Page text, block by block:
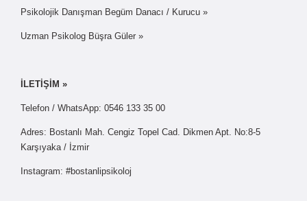
Psikolojik Danışman Begüm Danacı / Kurucu »
Uzman Psikolog Büşra Güler »
İLETİŞİM »
Telefon / WhatsApp: 0546 133 35 00
Adres: Bostanlı Mah. Cengiz Topel Cad. Dikmen Apt. No:8-5
Karşıyaka / İzmir
Instagram: #bostanlipsikoloj